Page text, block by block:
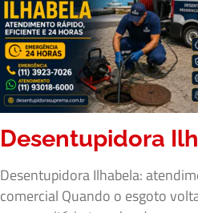
Desentupidora
Desentupidora Ilhabela:
comercial Quando o esgoto